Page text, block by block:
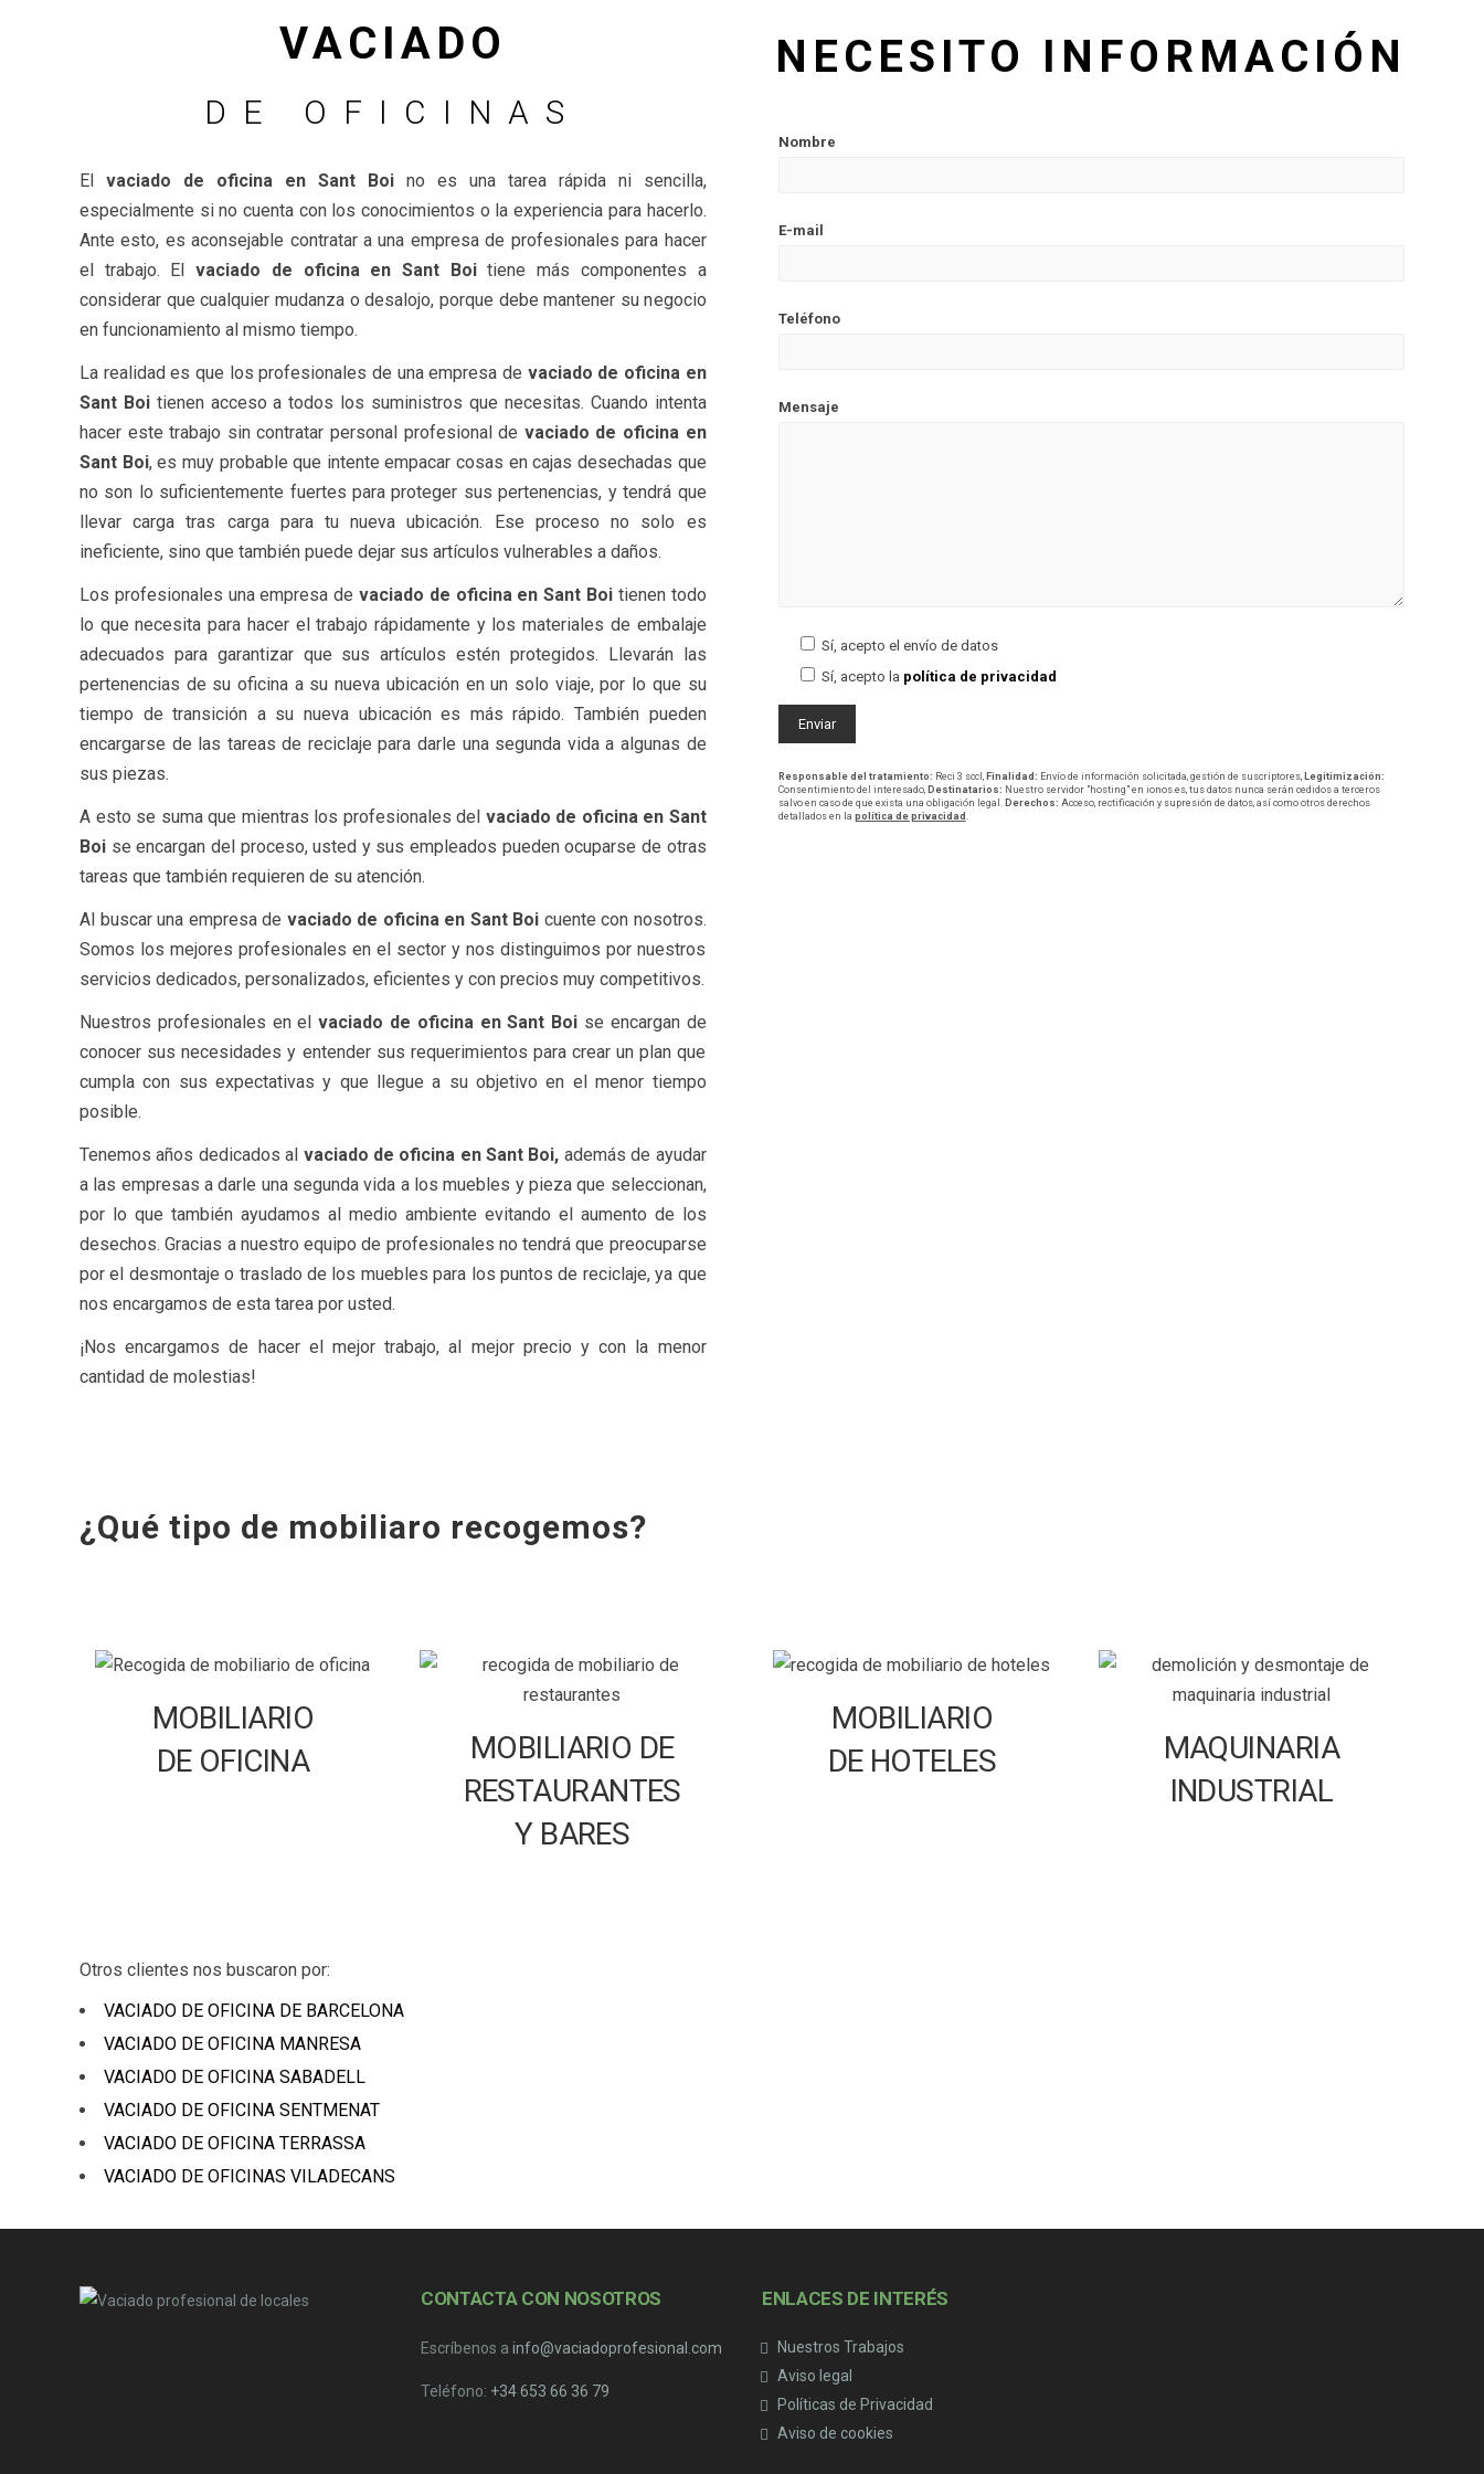
VACIADO
DE OFICINAS
El vaciado de oficina en Sant Boino es una tarea rápida ni sencilla,
especialmente si no cuenta con los conocimientos o la experiencia para hacerlo.
Ante esto, es aconsejable contratar a una empresa de profesionales para hacer
el trabajo. Elvaciado de oficina en Sant Boitiene más componentes a
considerar que cualquier mudanza o desalojo, porque debe mantener su negocio
en funcionamiento al mismo tiempo.
La realidad es que los profesionales de una empresa de vaciado de oficina en
Sant Boi tienen acceso a todos los suministros que necesitas. Cuando intenta
hacer este trabajo sin contratar personal profesional de vaciado de oficina en
Sant Boi, es muy probable que intente empacar cosas en cajas desechadas que
no son lo suficientemente fuertes para proteger sus pertenencias, y tendrá que
llevar carga tras carga para tu nueva ubicación. Ese proceso no solo es
ineficiente, sino que también puede dejar sus artículos vulnerables a daños.
Los profesionales una empresa de vaciado de oficina en Sant Boitienen todo
lo que necesita para hacer el trabajo rápidamente y los materiales de embalaje
adecuados para garantizar que sus artículos estén protegidos. Llevarán las
pertenencias de su oficina a su nueva ubicación en un solo viaje, por lo que su
tiempo de transición a su nueva ubicación es más rápido. También pueden
encargarse de las tareas de reciclaje para darle una segunda vida a algunas de
sus piezas.
A esto se suma que mientras los profesionales del vaciado de oficina en Sant
Boi se encargan del proceso, usted y sus empleados pueden ocuparse de otras
tareas que también requieren de su atención.
Al buscar una empresa de vaciado de oficina en Sant Boi cuente con nosotros.
Somos los mejores profesionales en el sector y nos distinguimos por nuestros
servicios dedicados, personalizados, eficientes y con precios muy competitivos.
Nuestros profesionales en elvaciado de oficina en Sant Boi se encargan de
conocer sus necesidades y entender sus requerimientos para crear un plan que
cumpla con sus expectativas y que llegue a su objetivo en el menor tiempo
posible.
Tenemos años dedicados al vaciado de oficina en Sant Boi, además de ayudar
a las empresas a darle una segunda vida a los muebles y pieza que seleccionan,
por lo que también ayudamos al medio ambiente evitando el aumento de los
desechos. Gracias a nuestro equipo de profesionales no tendrá que preocuparse
por el desmontaje o traslado de los muebles para los puntos de reciclaje, ya que
nos encargamos de esta tarea por usted.
¡Nos encargamos de hacer el mejor trabajo, al mejor precio y con la menor
cantidad de molestias!
NECESITO INFORMACIÓN
Nombre
E-mail
Teléfono
Mensaje
Sí, acepto el envío de datos
Sí, acepto la política de privacidad
Responsable del tratamiento: Reci 3 sccl, Finalidad: Envío de información solicitada, gestión de suscriptores,
Legitimización:
Consentimiento del interesado, Destinatarios: Nuestro servidor "hosting" en ionos.es, tus datos nunca serán cedidos a terceros
salvo en caso de que exista una obligación legal.
Derechos: Acceso, rectificación y supresión de datos, así como otros derechos
detallados en la política de privacidad
¿Qué tipo de mobiliaro recogemos?
MOBILIARIO
DE OFICINA
MOBILIARIO DE
RESTAURANTES
Y BARES
MOBILIARIO
DE HOTELES
MAQUINARIA
INDUSTRIAL
Otros clientes nos buscaron por:
VACIADO DE OFICINA DE BARCELONA
VACIADO DE OFICINA MANRESA
VACIADO DE OFICINA SABADELL
VACIADO DE OFICINA SENTMENAT
VACIADO DE OFICINA TERRASSA
VACIADO DE OFICINAS VILADECANS
CONTACTA CON NOSOTROS
Escríbenos a info@vaciadoprofesional.com
Teléfono: +34 653 66 36 79
ENLACES DE INTERÉS
Nuestros Trabajos
Aviso legal
Políticas de Privacidad
Aviso de cookies